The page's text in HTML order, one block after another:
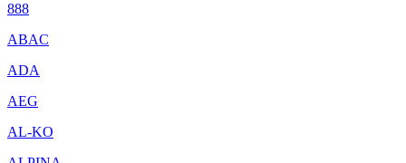
888
ABAC
ADA
AEG
AL-KO